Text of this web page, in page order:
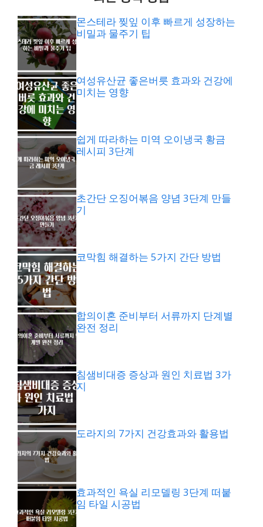
몬스테라 찢잎 이후 빠르게 성장하는
비밀과 물주기 팁
여성유산균 좋은버릇 효과와 건강에
미치는 영향
쉽게 따라하는 미역 오이냉국 황금
레시피 3단계
초간단 오징어볶음 양념 3단계 만들
기
코막힘 해결하는 5가지 간단 방법
합의이혼 준비부터 서류까지 단계별
완전 정리
침샘비대증 증상과 원인 치료법 3가
지
도라지의 7가지 건강효과와 활용법
효과적인 욕실 리모델링 3단계 떠붙
임 타일 시공법